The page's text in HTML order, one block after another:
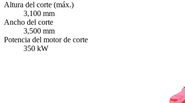
Altura del corte (máx.)
3,100 mm
Ancho del corte
3,500 mm
Potencia del motor de corte
350 kW